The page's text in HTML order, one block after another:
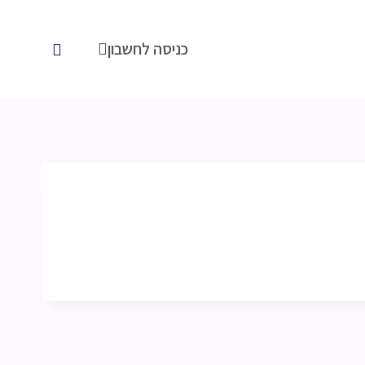
כניסה לחשבון